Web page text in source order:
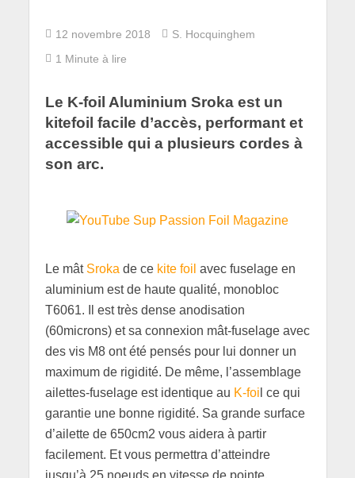
12 novembre 2018
S. Hocquinghem
1 Minute à lire
Le K-foil Aluminium Sroka est un
kitefoil facile d’accès, performant et
accessible qui a plusieurs cordes à
son arc.
Le mâtSroka de cekite foil avec fuselage en
aluminium est de haute qualité, monobloc
T6061. Il est très dense anodisation
(60microns) et sa connexion mât-fuselage avec
des vis M8 ont été pensés pour lui donner un
maximum de rigidité. De même, l’assemblage
ailettes-fuselage est identique au K-foi l ce qui
garantie une bonne rigidité. Sa grande surface
d’ailette de 650cm2 vous aidera à partir
facilement. Et vous permettra d’atteindre